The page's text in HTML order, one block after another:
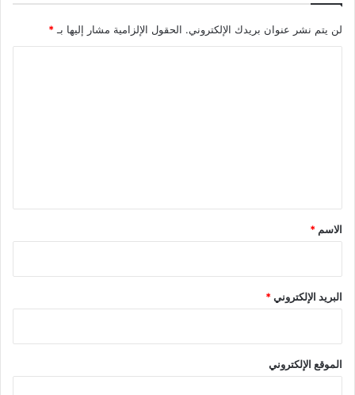
لن يتم نشر عنوان بريدك الإلكتروني. الحقول الإلزامية مشار إليها بـ*
*
الاسم *
البريد الإلكتروني*
الموقع الإلكتروني